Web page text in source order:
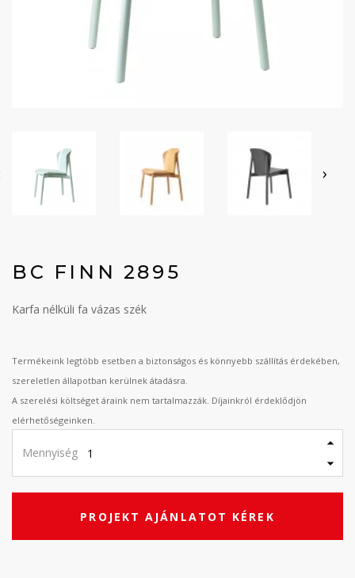
›
BC FINN 2895
Karfa nélküli fa vázas szék
Termékeink legtöbb esetben a biztonságos és könnyebb szállítás érdekében,
szereletlen állapotban kerülnek átadásra.
A szerelési költséget áraink nem tartalmazzák. Díjainkról érdeklődjön
elérhetőségeinken.
Mennyiség
PROJEKT AJÁNLATOT KÉREK